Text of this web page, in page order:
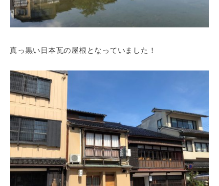
真っ黒い日本瓦の屋根となっていました！